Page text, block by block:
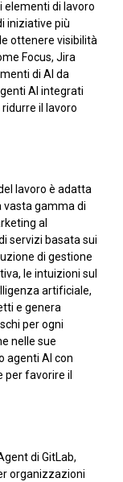
di lavoro
iniziative più
ottenere visibilità
Focus, Jira
di AI da
AI integrati
il lavoro
lavoro è adatta
vasta gamma di
al
servizi basata sui
di gestione
le intuizioni sul
artificiale,
e genera
per ogni
nelle sue
agenti AI con
favorire il
di GitLab,
organizzazioni